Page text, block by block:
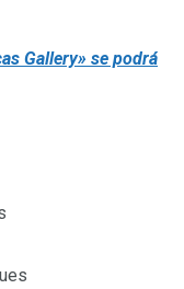
Gallery» se podrá